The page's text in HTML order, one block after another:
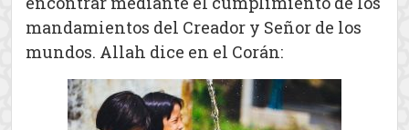
mandamientos del Creador y Señor de los
mundos. Allah dice en el Corán: